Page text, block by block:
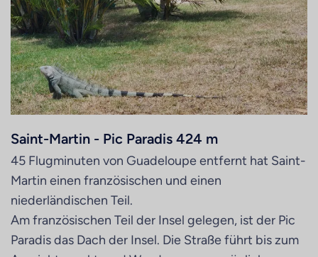
Saint-Martin - Pic Paradis 424 m
45 Flugminuten von Guadeloupe entfernt hat Saint-
Martin einen französischen und einen
niederländischen Teil.
Am französischen Teil der Insel gelegen, ist der Pic
Paradis das Dach der Insel. Die Straße führt bis zum